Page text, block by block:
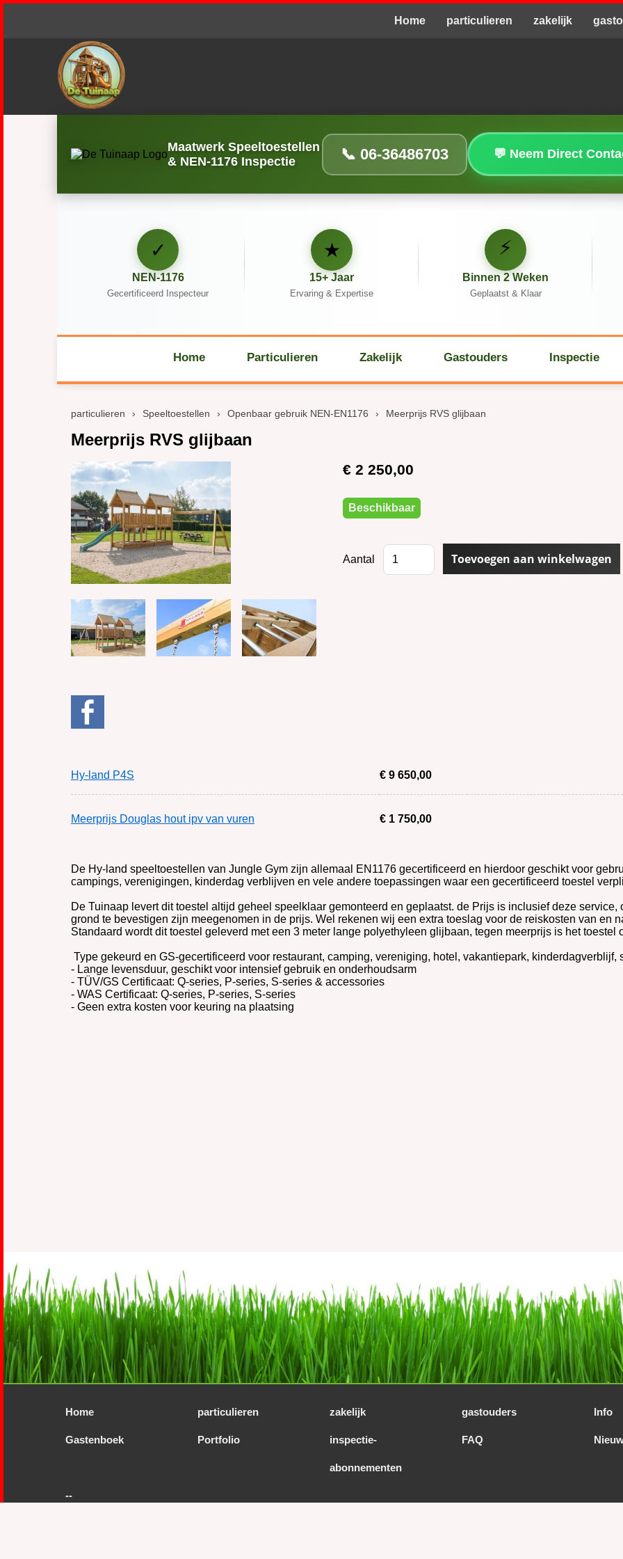
Home particulieren zakelijk
Maatwerk Speeltoestellen
& NEN-1176 Inspectie
📞 06-36486703 💬 Neem Direct
✓
NEN-1176
Gecertificeerd Inspecteur
★
15+ Jaar
Ervaring & Expertise
⚡
Binnen 2 Weken
Geplaatst & Klaar
Home Particulieren Zakelijk Gastouders Inspectie
particulieren › Speeltoestellen › Openbaar gebruik NEN-EN1176 › Meerprijs RVS glijbaan
Meerprijs RVS glijbaan
€ 2 250,00
Beschikbaar
Aantal
Hy-land P4S € 9 650,00
Meerprijs Douglas hout ipv van vuren € 1 750,00
De Hy-land speeltoestellen van Jungle Gym zijn allemaal EN1176 gecertificeerd en hierdoor geschikt voor
campings, verenigingen, kinderdag verblijven en vele andere toepassingen waar een gecertificeerd toestel
De Tuinaap levert dit toestel altijd geheel speelklaar gemonteerd en geplaatst. de Prijs is inclusief deze
grond te bevestigen zijn meegenomen in de prijs. Wel rekenen wij een extra toeslag voor de reiskosten van en
Standaard wordt dit toestel geleverd met een 3 meter lange polyethyleen glijbaan, tegen meerprijs is het toestel
Type gekeurd en GS-gecertificeerd voor restaurant, camping, vereniging, hotel, vakantiepark,
- Lange levensduur, geschikt voor intensief gebruik en onderhoudsarm
- TÜV/GS Certificaat: Q-series, P-series, S-series & accessories
- WAS Certificaat: Q-series, P-series, S-series
- Geen extra kosten voor keuring na plaatsing
Home particulieren zakelijk gastouders Info
Gastenboek Portfolio inspectie-
abonnementen
FAQ
--